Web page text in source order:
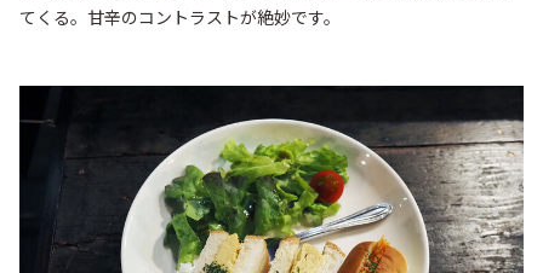
てくる。甘辛のコントラストが絶妙です。